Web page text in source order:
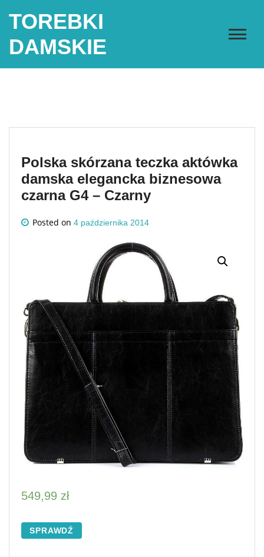
TOREBKI
DAMSKIE
Polska skórzana teczka aktówka
damska elegancka biznesowa
czarna G4 – Czarny
Posted on 4 października 2014
549,99 zł
SPRAWDŹ